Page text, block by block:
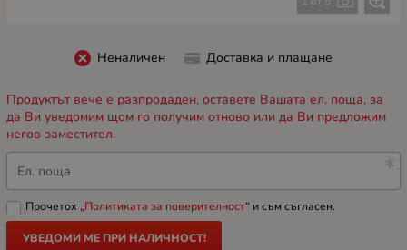
Неналичен Доставка и плащане
Продуктът вече е разпродаден, оставете Вашата ел. поща, за
да Ви уведомим щом го получим отново или да Ви предложим
негов заместител.
Ел. поща
Прочетох „Политиката за поверителност“ и съм съгласен.
УВЕДОМИ МЕ ПРИ НАЛИЧНОСТ!